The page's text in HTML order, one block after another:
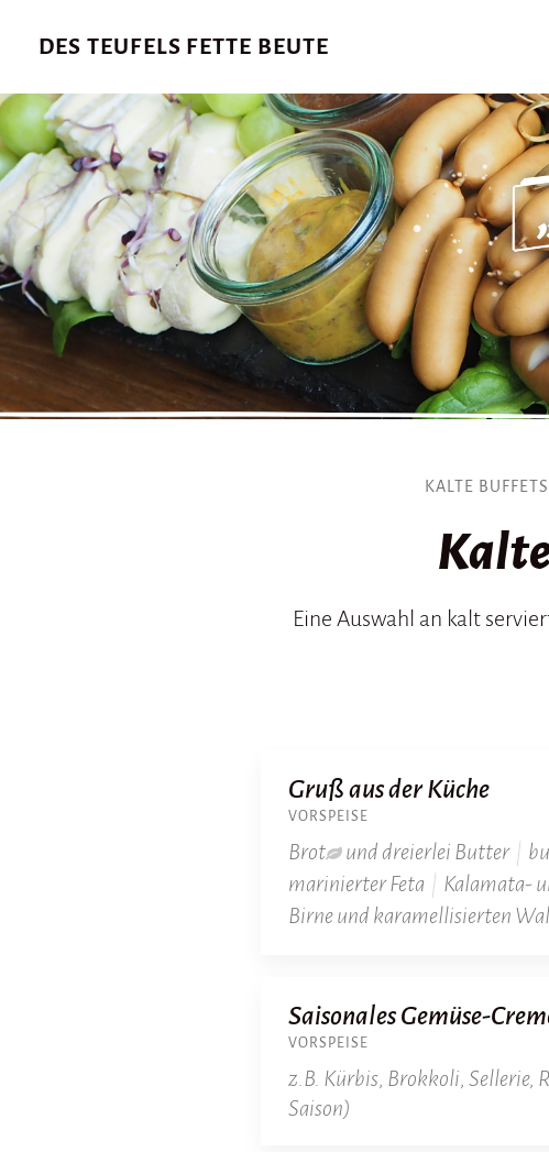
DES TEUFELS FETTE BEUTE
KALTE
Eine Auswahl an kalt
Gruß aus der Küche
VORSPEISE
Brot und dreierlei Butter |
marinierter Feta | Kalamata-
Birne und karamellisierten
Saisonales Gemüse-
VORSPEISE
z.B. Kürbis, Brokkoli, Sellerie,
Saison)